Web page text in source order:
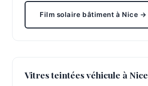
Film solaire bâtiment à Nice →
Vitres teintées véhicule à Nice